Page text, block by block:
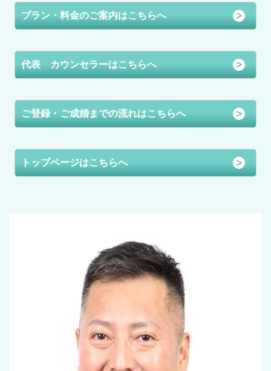
プラン・料金のご案内はこちらへ
代表 カウンセラーはこちらへ
ご登録・ご成婚までの流れはこちらへ
トップページはこちらへ